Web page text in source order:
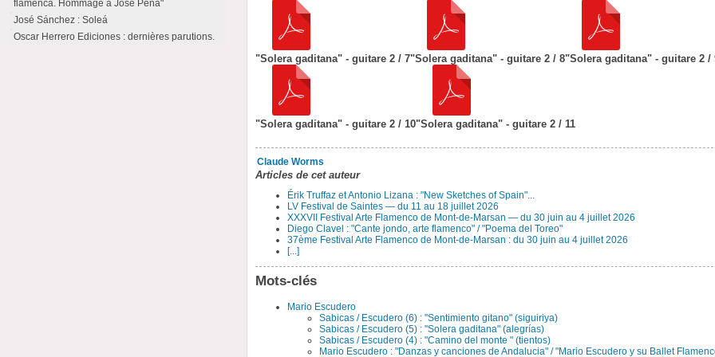
"Solera gaditana" - guitare 2 / 7"Solera gaditana" - guitare 2 / 8"Solera gaditana" - guitare 2 /
"Solera gaditana" - guitare 2 / 10"Solera gaditana" - guitare 2 / 11
Claude Worms
Articles de cet auteur
Érik Truffaz et Antonio Lizana : "New Sketches of Spain"...
LV Festival de Saintes — du 11 au 18 juillet 2026
XXXVII Festival Arte Flamenco de Mont-de-Marsan — du 30 juin au 4 juillet 2026
Diego Clavel : "Cante jondo, arte flamenco" / "Poema del Toreo"
37ème Festival Arte Flamenco de Mont-de-Marsan : du 30 juin au 4 juillet 2026
[...]
Mots-clés
Mario Escudero
Sabicas / Escudero (6) : "Sentimiento gitano" (siguiriya)
Sabicas / Escudero (5) : "Solera gaditana" (alegrías)
Sabicas / Escudero (4) : "Camino del monte " (tientos)
Mario Escudero : "Danzas y canciones de Andalucia" / "Mario Escudero y su Ballet
flamenca. Hommage à José Peña"
José Sánchez : Soleá
Oscar Herrero Ediciones : dernières parutions.